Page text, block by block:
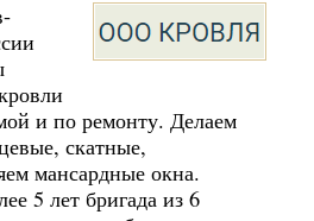
и по ремонту. Делаем
скатные,
мансардные окна.
5 лет бригада из 6